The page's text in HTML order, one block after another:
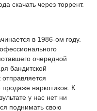
скачать через торрент.
в 1986-ом году.
очередной
бандитской
продаже наркотиков. К
у нас нет ни
поднимать свою